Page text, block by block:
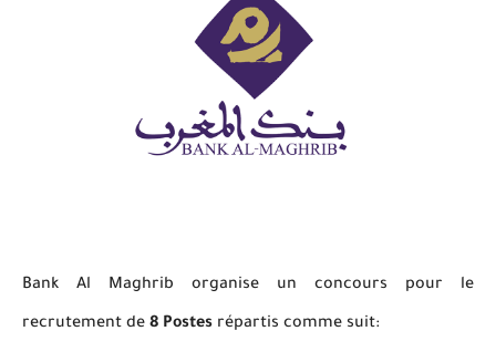
Bank Al Maghrib organise un concours pour le
recrutement de 8 Postes répartis comme suit: